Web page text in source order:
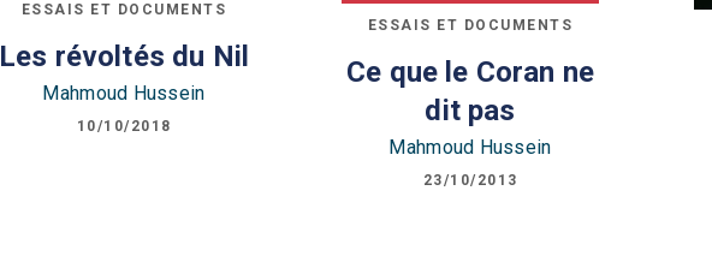
ESSAIS ET DOCUMENTS
Les révoltés du Nil
Mahmoud Hussein
10/10/2018
ESSAIS ET DOCUMENTS
Ce que le Coran ne
dit pas
Mahmoud Hussein
23/10/2013